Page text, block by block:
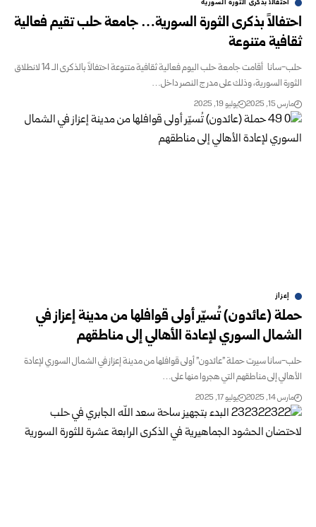
احتفالاً بذكرى الثورة السورية
احتفالاً بذكرى الثورة السورية… جامعة حلب تقيم فعالية
ثقافية متنوعة
حلب-سانا أقامت جامعة حلب اليوم فعالية ثقافية متنوعة احتفالاً بالذكرى الـ 14 لانطلاق
الثورة السورية، وذلك على مدرج النصر داخل…
مارس 15, 2025 يوليو 19, 2025
إعزاز
حملة (عائدون) تُسيّر أولى قوافلها من مدينة إعزاز في
الشمال السوري لإعادة الأهالي إلى مناطقهم
حلب-سانا سيرت حملة "عائدون" أولى قوافلها من مدينة إعزاز في الشمال السوري لإعادة
الأهالي إلى مناطقهم التي هجروا منها على…
مارس 14, 2025 يوليو 17, 2025